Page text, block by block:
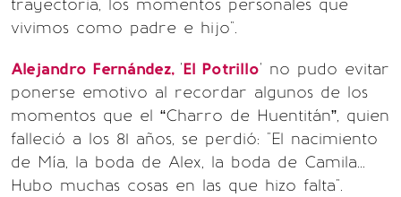
trayectoria, los momentos personales que
vivimos como padre e hijo".
Alejandro Fernández, 'El Potrillo' no pudo evitar
ponerse emotivo al recordar algunos de los
momentos que el “Charro de Huentitán”, quien
falleció a los 81 años, se perdió: "El nacimiento
de Mía, la boda de Alex, la boda de Camila...
Hubo muchas cosas en las que hizo falta".